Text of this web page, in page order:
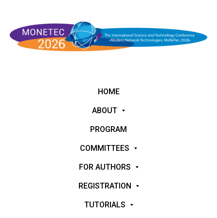
HOME
ABOUT
PROGRAM
COMMITTEES
FOR AUTHORS
REGISTRATION
TUTORIALS